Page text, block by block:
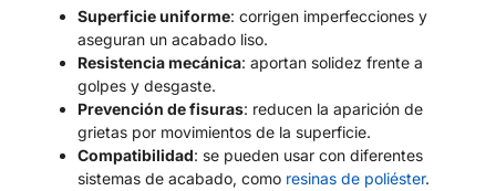
Superficie uniforme: corrigen imperfecciones y
aseguran un acabado liso.
Resistencia mecánica: aportan solidez frente a
golpes y desgaste.
Prevención de fisuras: reducen la aparición de
grietas por movimientos de la superficie.
Compatibilidad: se pueden usar con diferentes
sistemas de acabado, como resinas de poliéster.